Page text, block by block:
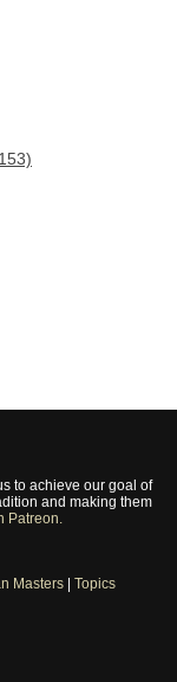
to achieve our goal of
and making them
Patreon.
Masters| Topics